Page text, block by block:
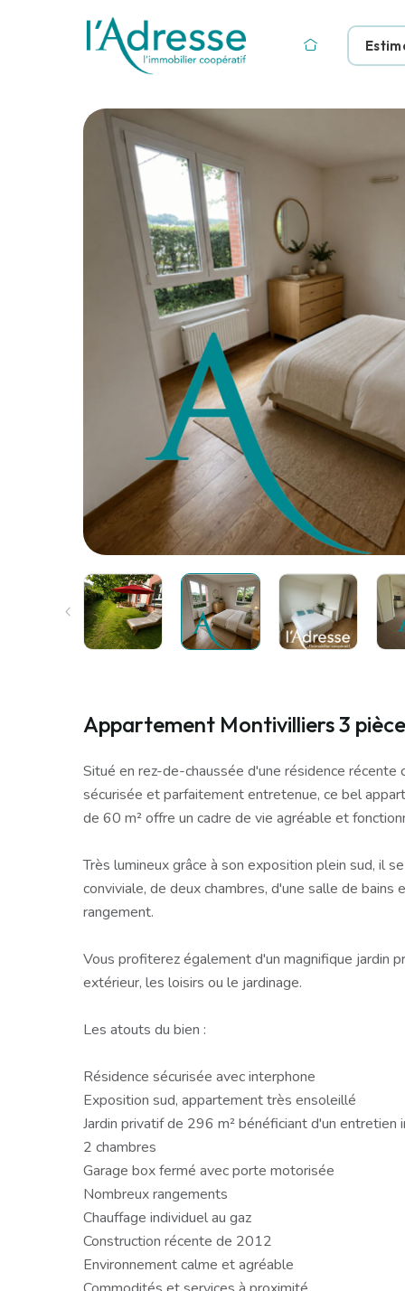
Appartement Montivilliers 3
Situé en rez-de-chaussée d'une résidence récente
sécurisée et parfaitement entretenue, ce bel
de 60 m² offre un cadre de vie agréable et
Très lumineux grâce à son exposition plein sud, il
conviviale, de deux chambres, d'une salle de bains
rangement.
Vous profiterez également d'un magnifique jardin
extérieur, les loisirs ou le jardinage.
Les atouts du bien :
Résidence sécurisée avec interphone
Exposition sud, appartement très ensoleillé
Jardin privatif de 296 m² bénéficiant d'un entretien
2 chambres
Garage box fermé avec porte motorisée
Nombreux rangements
Chauffage individuel au gaz
Construction récente de 2012
Environnement calme et agréable